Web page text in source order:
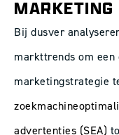
MARKETING
Bij dusver
markttrends om
marketingstrategie
advertenties (SEA)